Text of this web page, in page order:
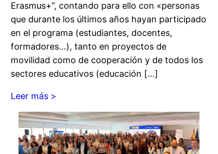
Erasmus+”, contando para ello con «personas
que durante los últimos años hayan participado
en el programa (estudiantes, docentes,
formadores…), tanto en proyectos de
movilidad como de cooperación y de todos los
sectores educativos (educación […]
Leer más >